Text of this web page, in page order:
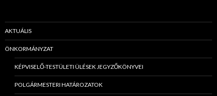
AKTUÁLIS
ÖNKORMÁNYZAT
KÉPVISELŐ-TESTÜLETI ÜLÉSEK JEGYZŐKÖNYVEI
POLGÁRMESTERI HATÁROZATOK